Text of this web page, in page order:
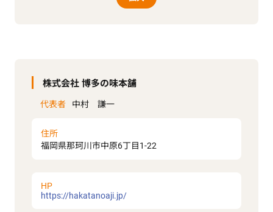
株式会社 博多の味本舗
代表者 中村 謙一
住所
福岡県那珂川市中原6丁目1-22
HP
https://hakatanoaji.jp/